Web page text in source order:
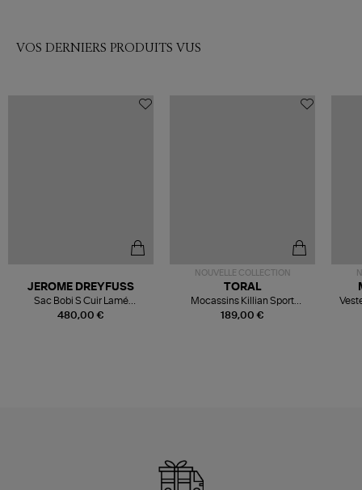
VOS DERNIERS PRODUITS VUS
480,00 €
JEROME DREYFUSS
Sac Bobi S Cuir Lamé
Champagne
NOUVELLE COLLECTION
189,00 €
TORAL
Mocassins Killian Sport
Mousse